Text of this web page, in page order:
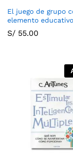
El juego de grupo
elemento educativo
S/ 55.00